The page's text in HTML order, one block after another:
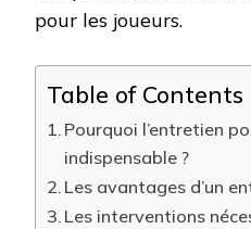
pour les joueurs.
Table of Contents
Pourquoi l’entretien
indispensable ?
Les avantages d’un
Les interventions